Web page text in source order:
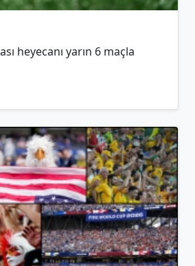
heyecanı yarın 6 maçla